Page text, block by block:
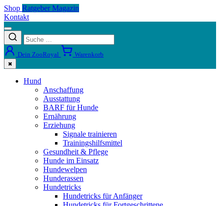
Shop Ratgeber Magazin
Kontakt
Dein ZooRoyal Warenkorb
✖
Hund
Anschaffung
Ausstattung
BARF für Hunde
Ernährung
Erziehung
Signale trainieren
Trainingshilfsmittel
Gesundheit & Pflege
Hunde im Einsatz
Hundewelpen
Hunderassen
Hundetricks
Hundetricks für Anfänger